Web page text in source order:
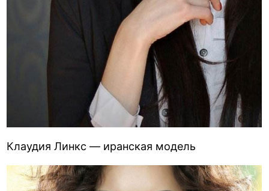
Клаудия Линкс — иранская модель